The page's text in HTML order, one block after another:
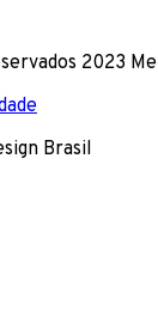
2023
Brasil